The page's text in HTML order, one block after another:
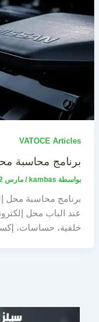
VATOCE Articles
برنامج محاسبة
بواسطة kambas
/ مارس 12, 2026
برنامج محاسبة محل
عند الباب محل
خلفية، حساسات،